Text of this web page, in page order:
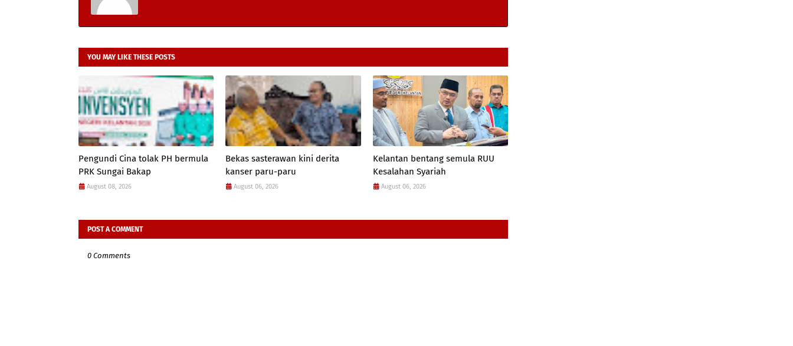
YOU MAY LIKE THESE POSTS
Pengundi Cina tolak PH bermula
PRK Sungai Bakap
August 08, 2026
Bekas sasterawan kini derita
kanser paru-paru
August 06, 2026
Kelantan bentang semula RUU
Kesalahan Syariah
August 06, 2026
POST A COMMENT
0 Comments